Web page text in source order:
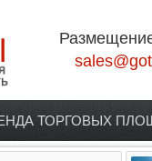
ТОРГОВЫХ